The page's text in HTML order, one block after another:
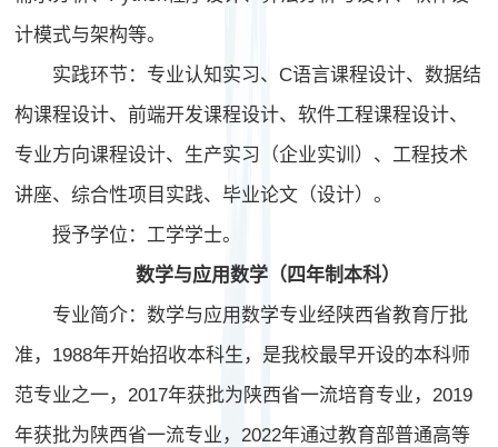
计模式与架构等。
实践环节：专业认知实习、C语言课程设计、数据结
构课程设计、前端开发课程设计、软件工程课程设计、
专业方向课程设计、生产实习（企业实训）、工程技术
讲座、综合性项目实践、毕业论文（设计）。
授予学位：工学学士。
数学与应用数学（四年制本科）
专业简介：数学与应用数学专业经陕西省教育厅批
准，1988年开始招收本科生，是我校最早开设的本科师
范专业之一，2017年获批为陕西省一流培育专业，2019
年获批为陕西省一流专业，2022年通过教育部普通高等